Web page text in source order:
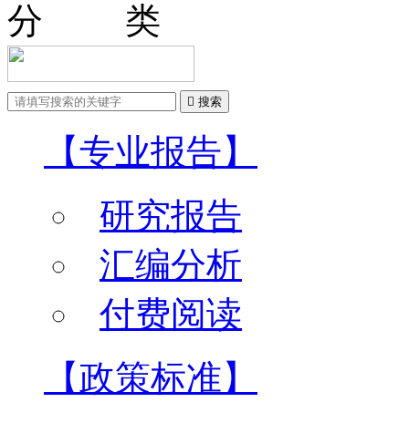
分 类
 搜索
【专业报告】
研究报告
汇编分析
付费阅读
【政策标准】